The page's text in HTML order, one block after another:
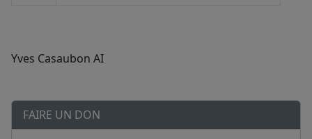
Yves Casaubon AI
FAIRE UN DON